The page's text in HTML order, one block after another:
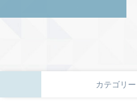
カテゴリー